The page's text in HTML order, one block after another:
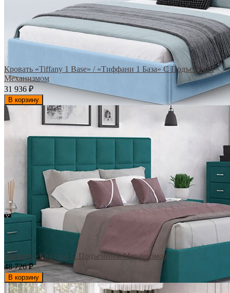
Кровать «Tiffany 1 Base» / «Тиффани 1 База» С Подъемным
Механизмом
31 936 ₽
В корзину
Кровать «Квадро» С Подъемным Механизмом
48 726₽
В корзину